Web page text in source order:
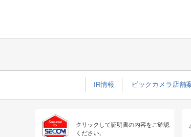
IR情報 ビックカメラ店舗
クリックして証明書の内容をご確認
ください。